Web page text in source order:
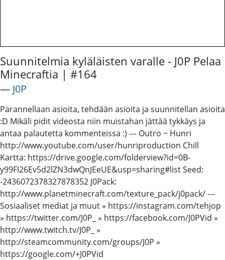
Suunnitelmia kyläläisten varalle - J0P Pelaa
Minecraftia | #164
― J0P
Parannellaan asioita, tehdään asioita ja suunnitellan asioita
:D Mikäli pidit videosta niin muistahan jättää tykkäys ja
antaa palautetta kommenteissa :) --- Outro ~ Hunri
http://www.youtube.com/user/hunriproduction Chill
Kartta: https://drive.google.com/folderview?id=0B-
y99FI26Ev5d2lZN3dwQnJEeUE&usp=sharing#list Seed:
-2436072378327878352 J0Pack:
http://www.planetminecraft.com/texture_pack/j0pack/ ---
Sosiaaliset mediat ja muut » https://instagram.com/tehjop
» https://twitter.com/J0P_ » https://facebook.com/J0PVid »
http://www.twitch.tv/J0P_ »
http://steamcommunity.com/groups/J0P »
https://google.com/+J0PVid